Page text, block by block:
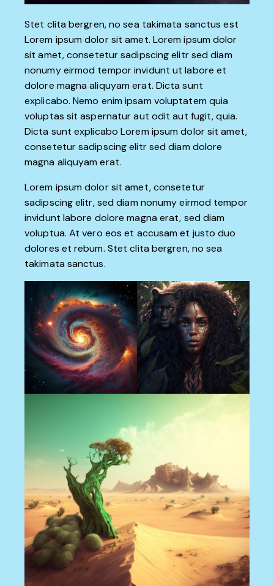
Stet clita bergren, no sea takimata sanctus est
Lorem ipsum dolor sit amet. Lorem ipsum dolor
sit amet, consetetur sadipscing elitr sed diam
nonumy eirmod tempor invidunt ut labore et
dolore magna aliquyam erat. Dicta sunt
explicabo. Nemo enim ipsam voluptatem quia
voluptas sit aspernatur aut odit aut fugit, quia.
Dicta sunt explicabo Lorem ipsum dolor sit amet,
consetetur sadipscing elitr sed diam dolore
magna aliquyam erat.
Lorem ipsum dolor sit amet, consetetur
sadipscing elitr, sed diam nonumy eirmod tempor
invidunt labore dolore magna erat, sed diam
voluptua. At vero eos et accusam et justo duo
dolores et rebum. Stet clita bergren, no sea
takimata sanctus.